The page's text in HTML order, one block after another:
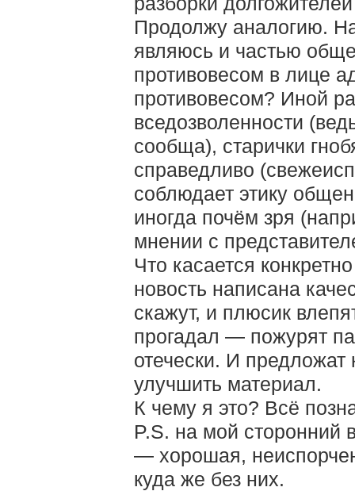
Продолжу аналогию.
являюсь и частью
противовесом в лице
противовесом? Иной
вседозволенности
сообща), старички
справедливо
соблюдает этику
иногда почём зря
мнении с
Что касается
новость написана
скажут, и плюсик
прогадал — пожурят
отечески. И предложат
улучшить материал.
К чему я это? Всё
P.S. на мой сторонний
— хорошая,
куда же без них.